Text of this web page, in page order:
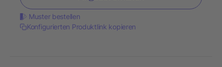
Muster bestellen
Konfigurierten Produktlink kopieren